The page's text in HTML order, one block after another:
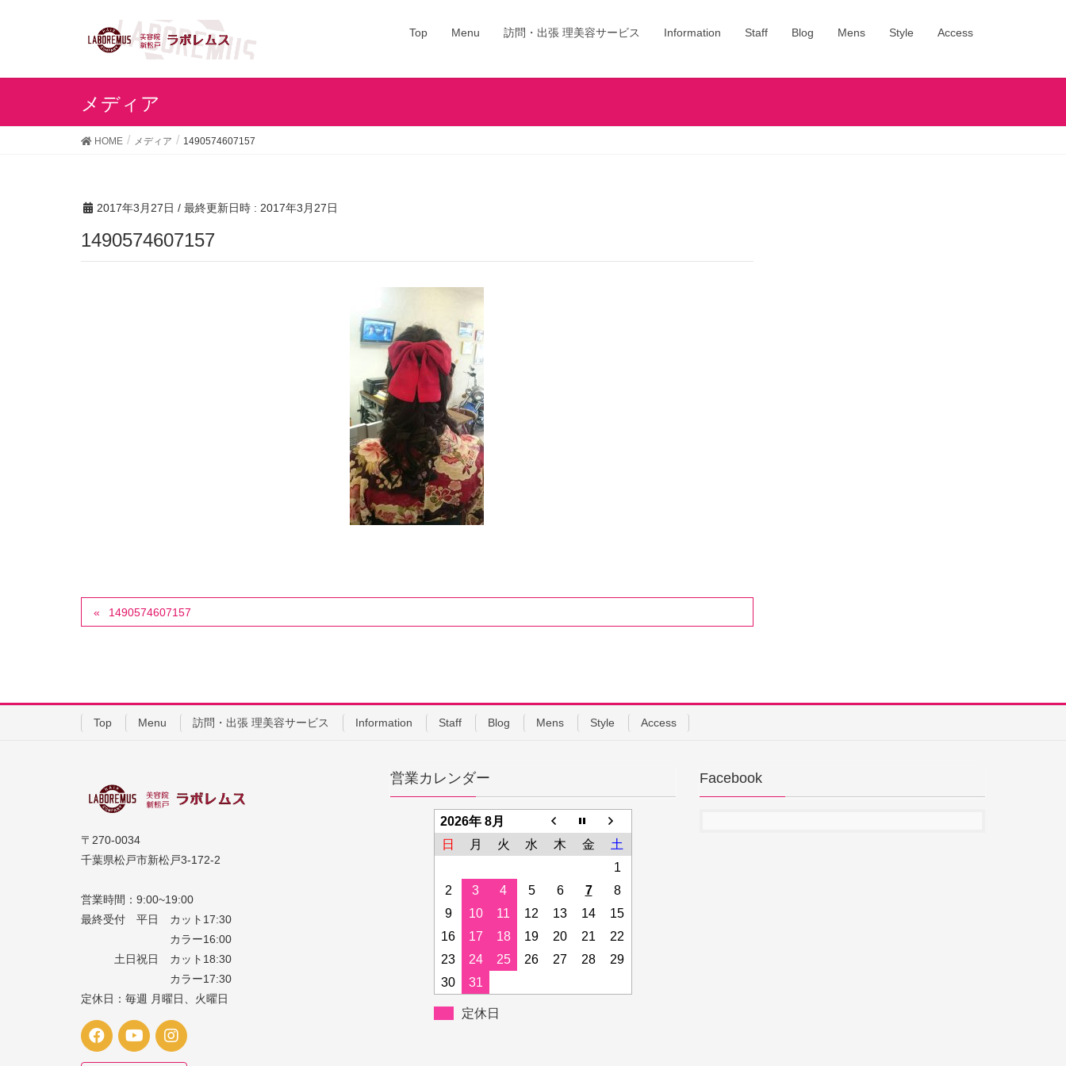
Top Menu 訪問・出張 理美容サービス Information Staff Blog Mens Style Access
メディア
HOME メディア 1490574607157
2017年3月27日 / 最終更新日時 : 2017年3月27日
1490574607157
1490574607157
Top Menu 訪問・出張 理美容サービス Information Staff Blog Mens Style Access
〒270-0034
千葉県松戸市新松戸3-172-2
営業時間：9:00~19:00
最終受付 平日 カット17:30
カラー16:00
土日祝日 カット18:30
カラー17:30
定休日：毎週 月曜日、火曜日
営業カレンダー
2026年 8月
日
月 火 水 木 金
土
1
2
3 4 5 6 7
8
9
10 11 12 13 14
15
16
17 18 19 20 21
22
23
24 25 26 27 28
29
30
31
定休日
Facebook